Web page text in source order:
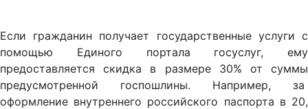
Если гражданин получает государственные услуги с
помощью Единого портала госуслуг, ему
предоставляется скидка в размере 30% от суммы
предусмотренной госпошлины. Например, за
оформление внутреннего российского паспорта в 20,